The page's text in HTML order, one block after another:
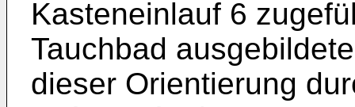
Kasteneinlauf 6
Tauchbad
dieser Orientierung